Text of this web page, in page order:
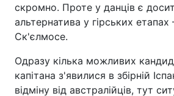
скромно. Проте у данців є
альтернатива у гірських
Ск'єлмосе.
Одразу кілька можливих
капітана з'явилися в збірній
відміну від австралійців, тут